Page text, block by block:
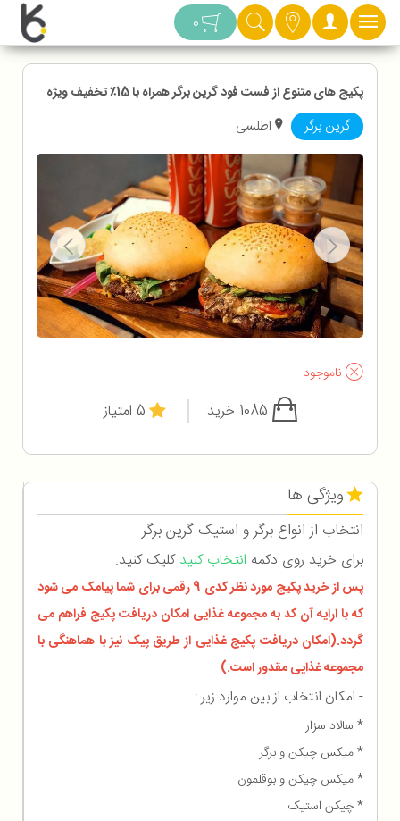
دسته بندی 0
پکیج های متنوع از فست فود گرین برگر همراه با 15٪ تخفیف ویژه
گرین برگر اطلسی
ناموجود
5 امتیاز
ویژگی ها
انتخاب از انواع برگر و استیک گرین برگر
برای خرید روی دکمه انتخاب کنیدکلیک کنید.
پس از خرید پکیج مورد نظر کدی 9 رقمی برای شما پیامک می شود
که با ارایه آن کد به مجموعه غذایی امکان دریافت پکیج فراهم می
گردد.(امکان دریافت پکیج غذایی از طریق پیک نیز با هماهنگی با
مجموعه غذایی مقدور است.)
- امکان انتخاب از بین موارد زیر :
* سالاد سزار
* میکس چیکن و برگر
* میکس چیکن و بوقلمون
* چیکن استیک